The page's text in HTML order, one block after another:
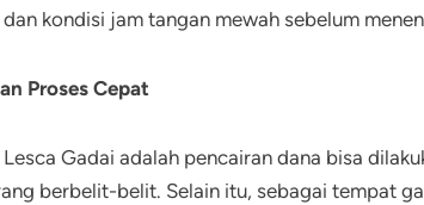
kondisi jam tangan mewah sebelum
Proses Cepat
Gadai adalah pencairan dana bisa
berbelit-belit. Selain itu, sebagai tempat